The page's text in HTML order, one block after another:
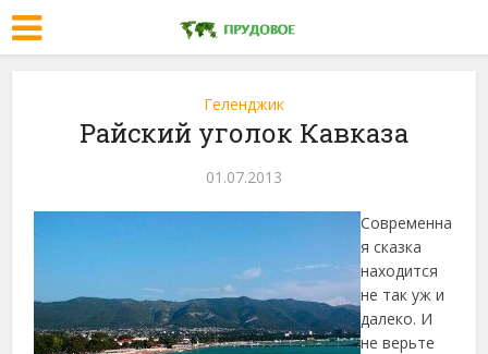
Геленджик
Райский уголок Кавказа
01.07.2013
Современна
я сказка
находится
не так уж и
далеко. И
не верьте